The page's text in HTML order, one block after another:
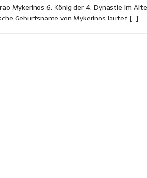
Mykerinos 6. König der 4. Dynastie im
Geburtsname von Mykerinos lautet […]